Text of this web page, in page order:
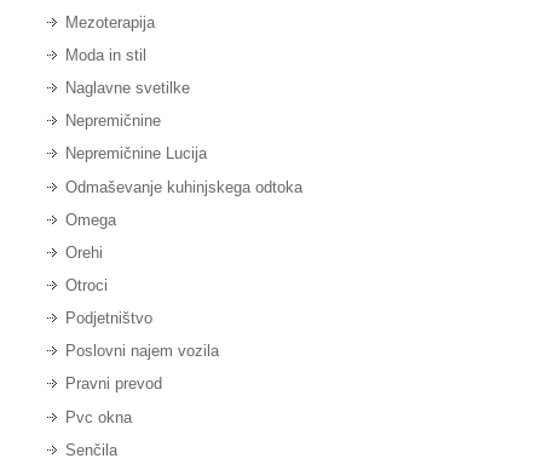
Mezoterapija
Moda in stil
Naglavne svetilke
Nepremičnine
Nepremičnine Lucija
Odmaševanje kuhinjskega odtoka
Omega
Orehi
Otroci
Podjetništvo
Poslovni najem vozila
Pravni prevod
Pvc okna
Senčila